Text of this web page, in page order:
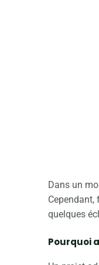
Dans un
quelques
Pourquoi